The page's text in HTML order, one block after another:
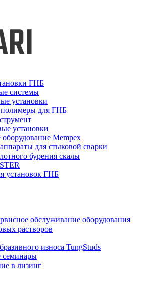
ГНБ
системы
установки
для ГНБ
установки
Mempex
для стыковой сварки
бурения скалы
установок ГНБ
обслуживание оборудования
растворов
износа TungStuds
в лизинг